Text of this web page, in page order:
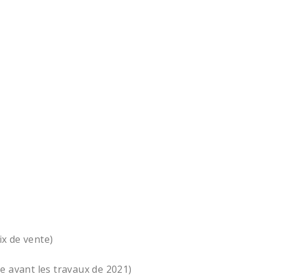
de vente)
avant les travaux de 2021)